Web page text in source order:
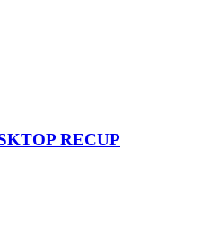
RECUP